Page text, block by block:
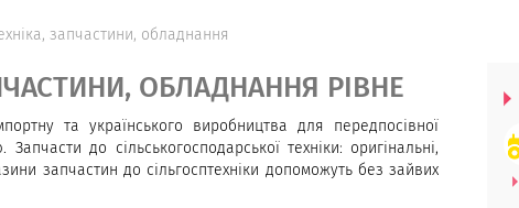
запчастини, обладнання
ОБЛАДНАННЯ РІВНЕ
та українського виробництва для передпосівної
до сільськогосподарської техніки: оригінальні,
запчастин до сільгосптехніки допоможуть без зайвих